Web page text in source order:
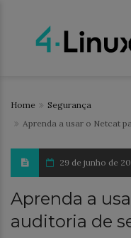
Home
Segurança
Aprenda a usar o Netcat
29 de junho de
Aprenda a
auditoria de